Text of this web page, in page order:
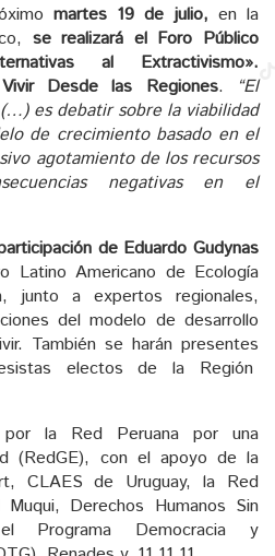
martes 19 de julio, en la
se realizará el Foro Público
al Extractivismo».
Desde las Regiones.
“El
es debatir sobre la viabilidad
de crecimiento basado en el
agotamiento de los recursos
negativas en el
de Eduardo Gudynas
Latino Americano de Ecología
junto a expertos regionales,
del modelo de desarrollo
También se harán presentes
electos de la Región
la Red Peruana por una
(RedGE), con el apoyo de la
CLAES de Uruguay, la Red
Derechos Humanos Sin
Programa Democracia y